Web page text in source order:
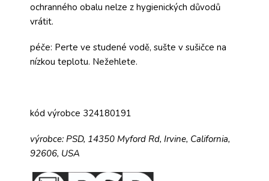
ochranného obalu nelze z hygienických důvodů
vrátit.
péče: Perte ve studené vodě, sušte v sušičce na
nízkou teplotu. Nežehlete.
kód výrobce 324180191
výrobce: PSD, 14350 Myford Rd, Irvine, California,
92606, USA